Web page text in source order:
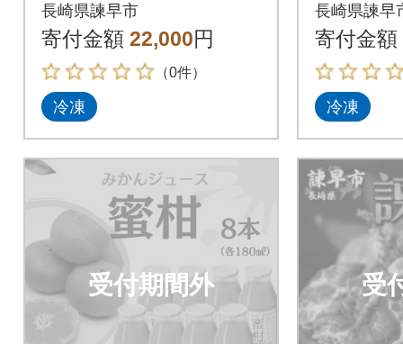
育てた諫美豚(かんび
とん)
長崎県諫早市
寄付金額 22,000円
（0件）
冷凍
で育て
びとん)
長崎県諫早
寄付金額
冷凍
受付期間外 受